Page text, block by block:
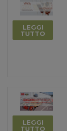
LEGGI
TUTTO
LEGGI
TUTTO